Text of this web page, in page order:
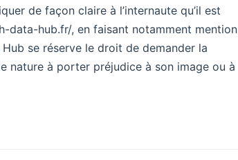
de façon claire à l’internaute qu’il est
data-hub.fr/, en faisant notamment mention
se réserve le droit de demander la
nature à porter préjudice à son image ou à